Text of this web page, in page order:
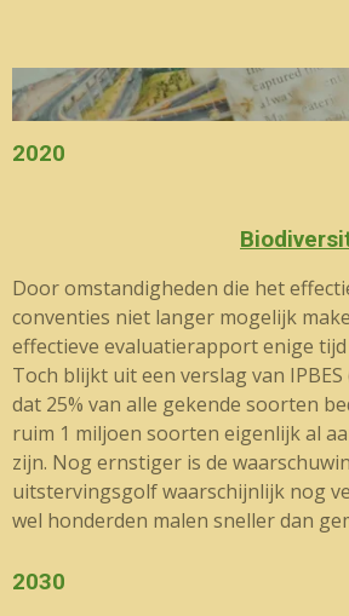
2020
Door omstandigheden die het
conventies niet langer mogelijk
effectieve evaluatierapport enige
Toch blijkt uit een verslag van
dat 25% van alle gekende soorten
ruim 1 miljoen soorten eigenlijk al
zijn. Nog ernstiger is de
uitstervingsgolf waarschijnlijk nog
wel honderden malen sneller dan
2030